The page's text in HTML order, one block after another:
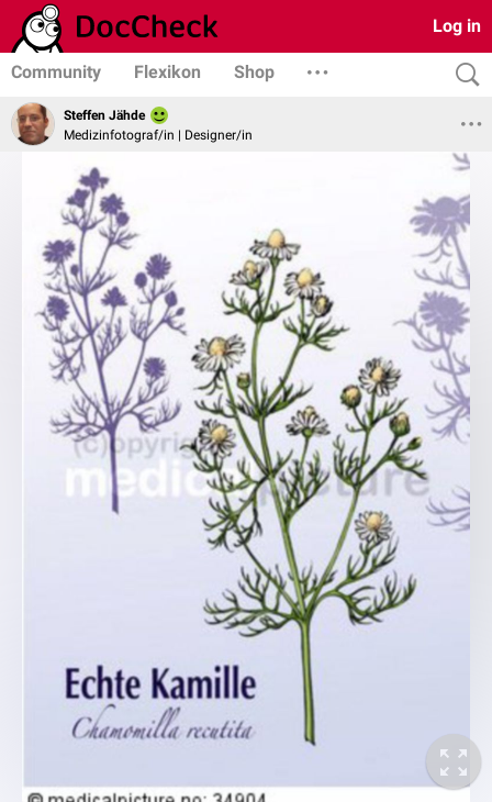
Log in
Community Flexikon Shop
Steffen Jähde
Medizinfotograf/in | Designer/in